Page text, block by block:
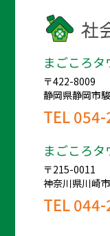
まごころタ
〒422-8009
静岡県静岡市
TEL
まごころ
〒215-0011
神奈川県川崎
TEL